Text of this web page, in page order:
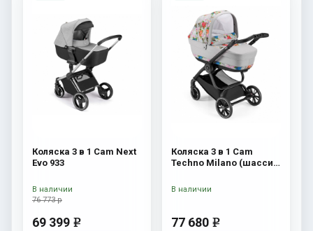
Коляска 3 в 1 Cam Next
Evo 933
76 773 р
69 399 e
В наличии
Коляска 3 в 1 Cam
Techno Milano (шасси
77 680 e
В наличии